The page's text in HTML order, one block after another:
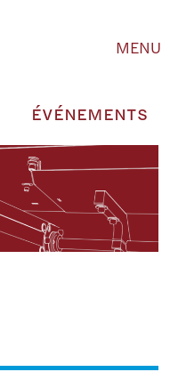
MENU
ÉVÉNEMENTS